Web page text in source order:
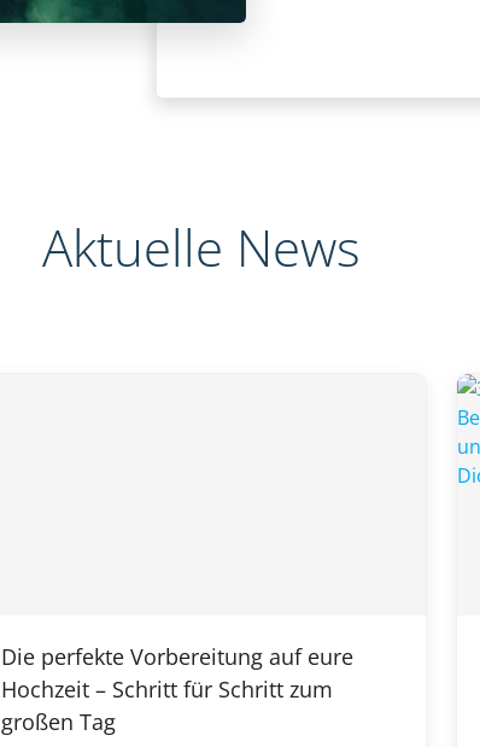
Aktuelle News
Die perfekte Vorbereitung auf eure
Hochzeit – Schritt für Schritt zum
großen Tag